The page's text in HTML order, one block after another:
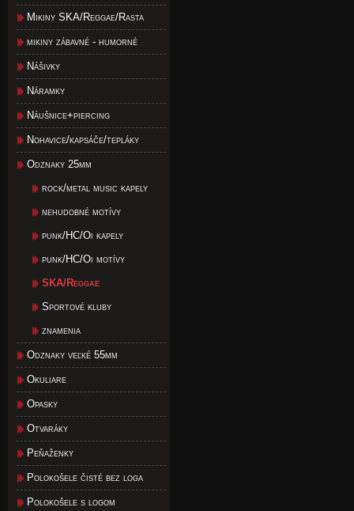
Mikiny SKA/Reggae/Rasta
mikiny zábavné - humorné
Nášivky
Náramky
Náušnice+piercing
Nohavice/kapsáče/tepláky
Odznaky 25mm
rock/metal music kapely
nehudobné motívy
punk/HC/Oi kapely
punk/HC/Oi motívy
SKA/Reggae
Sportové kluby
znamenia
Odznaky veľké 55mm
Okuliare
Opasky
Otvaráky
Peňaženky
Polokošele čisté bez loga
Polokošele s logom